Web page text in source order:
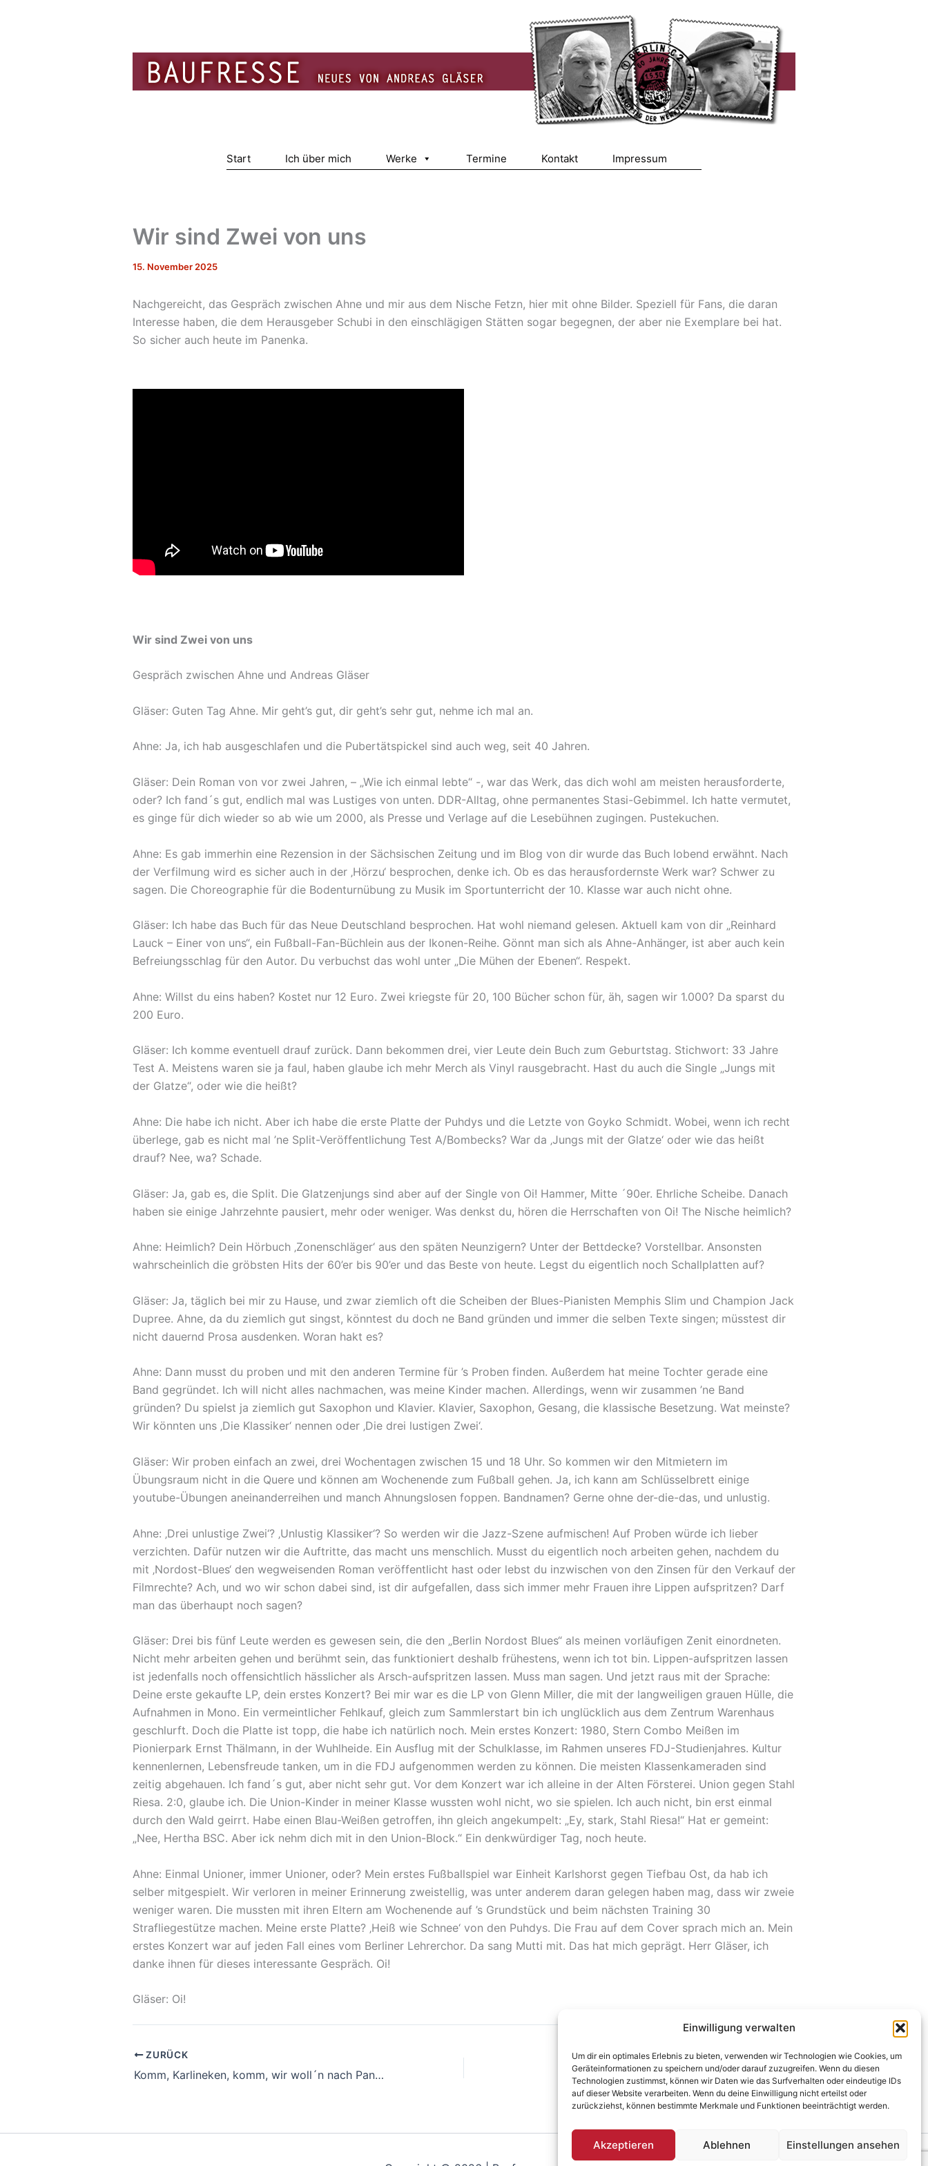
Einwilligung verwalten
Um dir ein optimales Erlebnis zu bieten, verwenden wir Technologien wie Cookies, um
Geräteinformationen zu speichern und/oder darauf zuzugreifen. Wenn du diesen
Technologien zustimmst, können wir Daten wie das Surfverhalten oder eindeutige IDs
auf dieser Website verarbeiten. Wenn du deine Einwilligung nicht erteilst oder
zurückziehst, können bestimmte Merkmale und Funktionen beeinträchtigt werden.
Akzeptieren Ablehnen Einstellungen ansehen
Start Ich über mich Werke Termine Kontakt Impressum
Wir sind Zwei von uns
15. November 2025
Nachgereicht, das Gespräch zwischen Ahne und mir aus dem Nische Fetzn, hier mit ohne Bilder. Speziell für Fans, die daran
Interesse haben, die dem Herausgeber Schubi in den einschlägigen Stätten sogar begegnen, der aber nie Exemplare bei hat.
So sicher auch heute im Panenka.
Wir sind Zwei von uns
Gespräch zwischen Ahne und Andreas Gläser
Gläser: Guten Tag Ahne. Mir geht’s gut, dir geht’s sehr gut, nehme ich mal an.
Ahne: Ja, ich hab ausgeschlafen und die Pubertätspickel sind auch weg, seit 40 Jahren.
Gläser: Dein Roman von vor zwei Jahren, – „Wie ich einmal lebte“ -, war das Werk, das dich wohl am meisten herausforderte,
oder? Ich fand´s gut, endlich mal was Lustiges von unten. DDR-Alltag, ohne permanentes Stasi-Gebimmel. Ich hatte vermutet,
es ginge für dich wieder so ab wie um 2000, als Presse und Verlage auf die Lesebühnen zugingen. Pustekuchen.
Ahne: Es gab immerhin eine Rezension in der Sächsischen Zeitung und im Blog von dir wurde das Buch lobend erwähnt. Nach
der Verfilmung wird es sicher auch in der ‚Hörzu‘ besprochen, denke ich. Ob es das herausfordernste Werk war? Schwer zu
sagen. Die Choreographie für die Bodenturnübung zu Musik im Sportunterricht der 10. Klasse war auch nicht ohne.
Gläser: Ich habe das Buch für das Neue Deutschland besprochen. Hat wohl niemand gelesen. Aktuell kam von dir „Reinhard
Lauck – Einer von uns“, ein Fußball-Fan-Büchlein aus der Ikonen-Reihe. Gönnt man sich als Ahne-Anhänger, ist aber auch kein
Befreiungsschlag für den Autor. Du verbuchst das wohl unter „Die Mühen der Ebenen“. Respekt.
Ahne: Willst du eins haben? Kostet nur 12 Euro. Zwei kriegste für 20, 100 Bücher schon für, äh, sagen wir 1.000? Da sparst du
200 Euro.
Gläser: Ich komme eventuell drauf zurück. Dann bekommen drei, vier Leute dein Buch zum Geburtstag. Stichwort: 33 Jahre
Test A. Meistens waren sie ja faul, haben glaube ich mehr Merch als Vinyl rausgebracht. Hast du auch die Single „Jungs mit
der Glatze“, oder wie die heißt?
Ahne: Die habe ich nicht. Aber ich habe die erste Platte der Puhdys und die Letzte von Goyko Schmidt. Wobei, wenn ich recht
überlege, gab es nicht mal ’ne Split-Veröffentlichung Test A/Bombecks? War da ‚Jungs mit der Glatze‘ oder wie das heißt
drauf? Nee, wa? Schade.
Gläser: Ja, gab es, die Split. Die Glatzenjungs sind aber auf der Single von Oi! Hammer, Mitte ´90er. Ehrliche Scheibe. Danach
haben sie einige Jahrzehnte pausiert, mehr oder weniger. Was denkst du, hören die Herrschaften von Oi! The Nische heimlich?
Ahne: Heimlich? Dein Hörbuch ‚Zonenschläger‘ aus den späten Neunzigern? Unter der Bettdecke? Vorstellbar. Ansonsten
wahrscheinlich die gröbsten Hits der 60’er bis 90’er und das Beste von heute. Legst du eigentlich noch Schallplatten auf?
Gläser: Ja, täglich bei mir zu Hause, und zwar ziemlich oft die Scheiben der Blues-Pianisten Memphis Slim und Champion Jack
Dupree. Ahne, da du ziemlich gut singst, könntest du doch ne Band gründen und immer die selben Texte singen; müsstest dir
nicht dauernd Prosa ausdenken. Woran hakt es?
Ahne: Dann musst du proben und mit den anderen Termine für ’s Proben finden. Außerdem hat meine Tochter gerade eine
Band gegründet. Ich will nicht alles nachmachen, was meine Kinder machen. Allerdings, wenn wir zusammen ’ne Band
gründen? Du spielst ja ziemlich gut Saxophon und Klavier. Klavier, Saxophon, Gesang, die klassische Besetzung. Wat meinste?
Wir könnten uns ‚Die Klassiker‘ nennen oder ‚Die drei lustigen Zwei‘.
Gläser: Wir proben einfach an zwei, drei Wochentagen zwischen 15 und 18 Uhr. So kommen wir den Mitmietern im
Übungsraum nicht in die Quere und können am Wochenende zum Fußball gehen. Ja, ich kann am Schlüsselbrett einige
youtube-Übungen aneinanderreihen und manch Ahnungslosen foppen. Bandnamen? Gerne ohne der-die-das, und unlustig.
Ahne: ‚Drei unlustige Zwei‘? ‚Unlustig Klassiker‘? So werden wir die Jazz-Szene aufmischen! Auf Proben würde ich lieber
verzichten. Dafür nutzen wir die Auftritte, das macht uns menschlich. Musst du eigentlich noch arbeiten gehen, nachdem du
mit ‚Nordost-Blues‘ den wegweisenden Roman veröffentlicht hast oder lebst du inzwischen von den Zinsen für den Verkauf der
Filmrechte? Ach, und wo wir schon dabei sind, ist dir aufgefallen, dass sich immer mehr Frauen ihre Lippen aufspritzen? Darf
man das überhaupt noch sagen?
Gläser: Drei bis fünf Leute werden es gewesen sein, die den „Berlin Nordost Blues“ als meinen vorläufigen Zenit einordneten.
Nicht mehr arbeiten gehen und berühmt sein, das funktioniert deshalb frühestens, wenn ich tot bin. Lippen-aufspritzen lassen
ist jedenfalls noch offensichtlich hässlicher als Arsch-aufspritzen lassen. Muss man sagen. Und jetzt raus mit der Sprache:
Deine erste gekaufte LP, dein erstes Konzert? Bei mir war es die LP von Glenn Miller, die mit der langweiligen grauen Hülle, die
Aufnahmen in Mono. Ein vermeintlicher Fehlkauf, gleich zum Sammlerstart bin ich unglücklich aus dem Zentrum Warenhaus
geschlurft. Doch die Platte ist topp, die habe ich natürlich noch. Mein erstes Konzert: 1980, Stern Combo Meißen im
Pionierpark Ernst Thälmann, in der Wuhlheide. Ein Ausflug mit der Schulklasse, im Rahmen unseres FDJ-Studienjahres. Kultur
kennenlernen, Lebensfreude tanken, um in die FDJ aufgenommen werden zu können. Die meisten Klassenkameraden sind
zeitig abgehauen. Ich fand´s gut, aber nicht sehr gut. Vor dem Konzert war ich alleine in der Alten Försterei. Union gegen Stahl
Riesa. 2:0, glaube ich. Die Union-Kinder in meiner Klasse wussten wohl nicht, wo sie spielen. Ich auch nicht, bin erst einmal
durch den Wald geirrt. Habe einen Blau-Weißen getroffen, ihn gleich angekumpelt: „Ey, stark, Stahl Riesa!“ Hat er gemeint:
„Nee, Hertha BSC. Aber ick nehm dich mit in den Union-Block.“ Ein denkwürdiger Tag, noch heute.
Ahne: Einmal Unioner, immer Unioner, oder? Mein erstes Fußballspiel war Einheit Karlshorst gegen Tiefbau Ost, da hab ich
selber mitgespielt. Wir verloren in meiner Erinnerung zweistellig, was unter anderem daran gelegen haben mag, dass wir zweie
weniger waren. Die mussten mit ihren Eltern am Wochenende auf ’s Grundstück und beim nächsten Training 30
Strafliegestütze machen. Meine erste Platte? ‚Heiß wie Schnee‘ von den Puhdys. Die Frau auf dem Cover sprach mich an. Mein
erstes Konzert war auf jeden Fall eines vom Berliner Lehrerchor. Da sang Mutti mit. Das hat mich geprägt. Herr Gläser, ich
danke ihnen für dieses interessante Gespräch. Oi!
Gläser: Oi!
ZURÜCK
Komm, Karlineken, komm, wir woll´n nach Pankow jeh´n
WEITER
Wer machte den Förster zum Verwalter?